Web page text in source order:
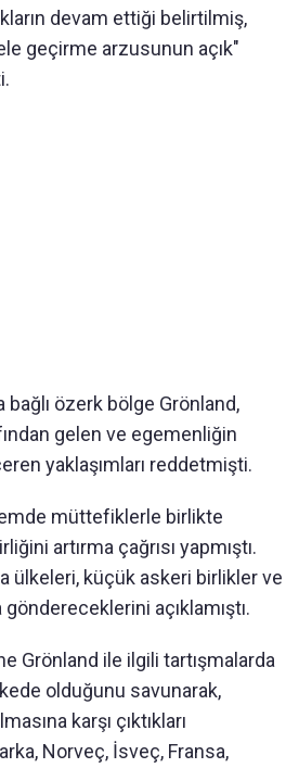
devam ettiği belirtilmiş,
geçirme arzusunun açık"
bağlı özerk bölge Grönland,
gelen ve egemenliğin
yaklaşımları reddetmişti.
müttefiklerle birlikte
artırma çağrısı yapmıştı.
ülkeleri, küçük askeri birlikler ve
açıklamıştı.
Grönland ile ilgili tartışmalarda
olduğunu savunarak,
karşı çıktıkları
Norveç, İsveç, Fransa,